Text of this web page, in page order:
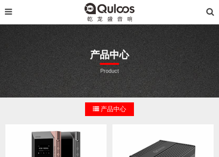
产品中心
Product
产品中心